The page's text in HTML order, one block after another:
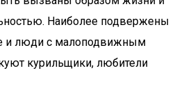
Наиболее подвержены
и люди с малоподвижным
курильщики, любители